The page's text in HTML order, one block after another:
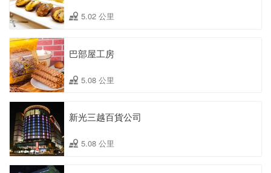
5.02 公里
巴部屋工房
5.08 公里
新光三越百貨公司
5.08 公里